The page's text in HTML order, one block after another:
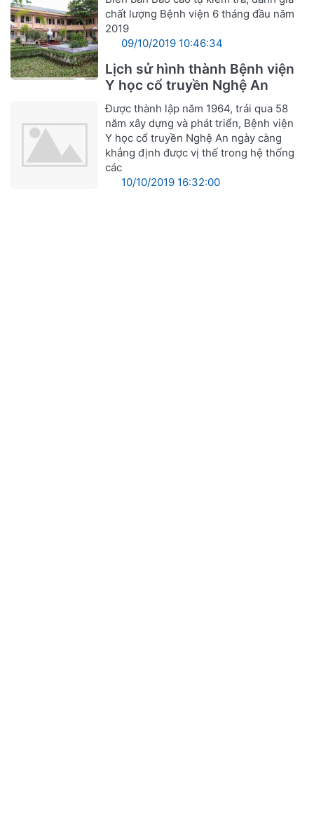
chất lượng Bệnh viện 6 tháng đầu năm
2019
09/10/2019 10:46:34
Lịch sử hình thành Bệnh viện
Y học cổ truyền Nghệ An
Được thành lập năm 1964, trải qua 58
năm xây dựng và phát triển, Bệnh viện
Y học cổ truyền Nghệ An ngày càng
khẳng định được vị thế trong hệ thống
các
10/10/2019 16:32:00